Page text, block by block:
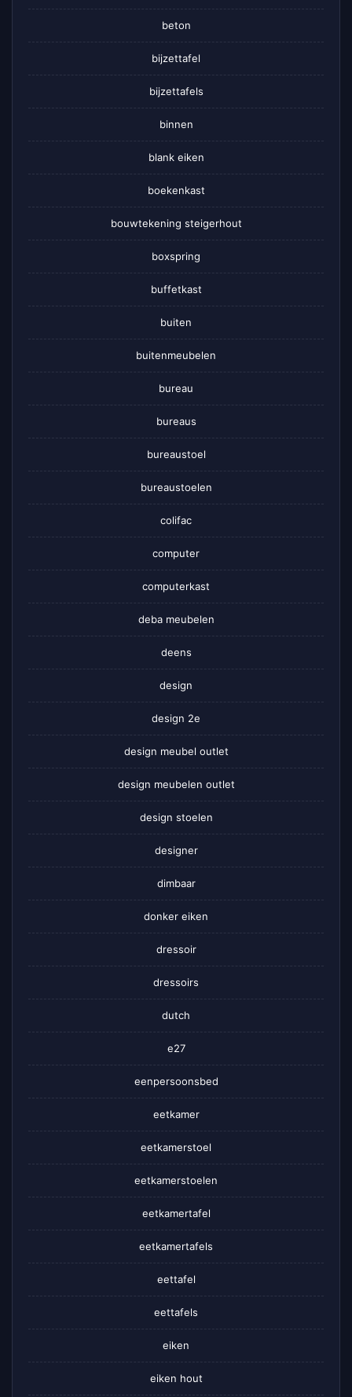
beton
bijzettafel
bijzettafels
binnen
blank eiken
boekenkast
bouwtekening steigerhout
boxspring
buffetkast
buiten
buitenmeubelen
bureau
bureaus
bureaustoel
bureaustoelen
colifac
computer
computerkast
deba meubelen
deens
design
design 2e
design meubel outlet
design meubelen outlet
design stoelen
designer
dimbaar
donker eiken
dressoir
dressoirs
dutch
e27
eenpersoonsbed
eetkamer
eetkamerstoel
eetkamerstoelen
eetkamertafel
eetkamertafels
eettafel
eettafels
eiken
eiken hout